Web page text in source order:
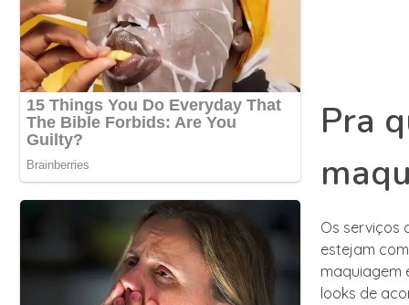
Pra
Os serviços
estejam
maquiagem
looks de